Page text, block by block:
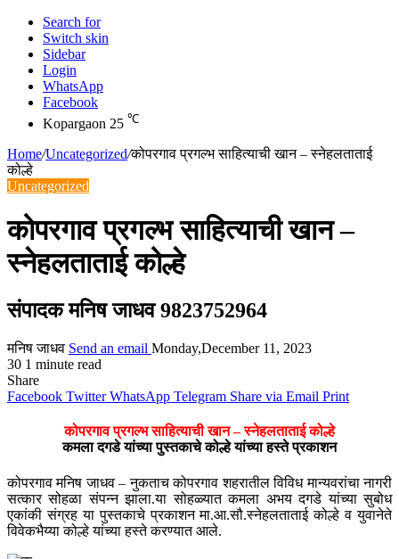
Search for
Switch skin
Sidebar
Login
WhatsApp
Facebook
Kopargaon 25 ℃
Home/Uncategorized/कोपरगाव प्रगल्भ साहित्याची खान – स्नेहलताताई
कोल्हे
Uncategorized
कोपरगाव प्रगल्भ साहित्याची खान –
स्नेहलताताई कोल्हे
संपादक मनिष जाधव 9823752964
मनिष जाधव Send an email Monday,December 11, 2023
30 1 minute read
Share
Facebook Twitter WhatsApp Telegram Share via Email Print
कोपरगाव प्रगल्भ साहित्याची खान – स्नेहलताताई कोल्हे
कमला दगडे यांच्या पुस्तकाचे कोल्हे यांच्या हस्ते प्रकाशन
कोपरगाव मनिष जाधव – नुकताच कोपरगाव शहरातील विविध मान्यवरांचा नागरी
सत्कार सोहळा संपन्न झाला.या सोहळ्यात कमला अभय दगडे यांच्या सुबोध
एकांकी संग्रह या पुस्तकाचे प्रकाशन मा.आ.सौ.स्नेहलताताई कोल्हे व युवानेते
विवेकभैय्या कोल्हे यांच्या हस्ते करण्यात आले.